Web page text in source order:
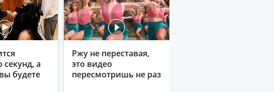
секунд, а
будете
Ржу не переставая,
это видео
пересмотришь не раз